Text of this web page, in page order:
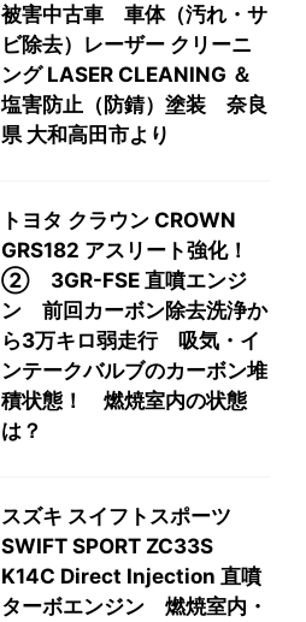
被害中古車 車体（汚れ・サ
ビ除去）レーザー クリーニ
ング LASER CLEANING ＆
塩害防止（防錆）塗装 奈良
県 大和高田市より
トヨタ クラウン CROWN
GRS182 アスリート強化！
② 3GR-FSE 直噴エンジ
ン 前回カーボン除去洗浄か
ら3万キロ弱走行 吸気・イ
ンテークバルブのカーボン堆
積状態！ 燃焼室内の状態
は？
スズキ スイフトスポーツ
SWIFT SPORT ZC33S
K14C Direct Injection 直噴
ターボエンジン 燃焼室内・